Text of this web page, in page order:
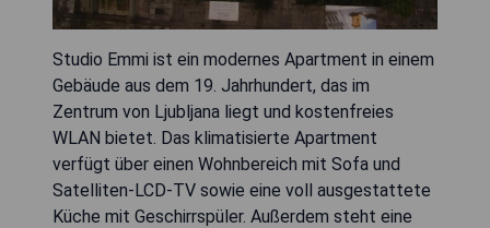
Studio Emmi ist ein modernes Apartment in einem
Gebäude aus dem 19. Jahrhundert, das im
Zentrum von Ljubljana liegt und kostenfreies
WLAN bietet. Das klimatisierte Apartment
verfügt über einen Wohnbereich mit Sofa und
Satelliten-LCD-TV sowie eine voll ausgestattete
Küche mit Geschirrspüler. Außerdem steht eine